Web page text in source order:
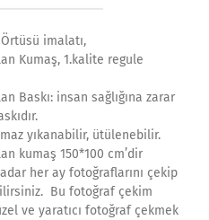
imalatı,
Kumaş, 1.kalite regule
Baskı: insan sağlığına zarar
yıkanabilir, ütülenebilir.
kumaş 150*100 cm’dir
her ay fotoğraflarını çekip
Bu fotoğraf çekim
ve yaratıcı fotoğraf çekmek